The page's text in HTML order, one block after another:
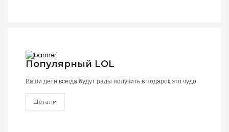
Популярный LOL
Ваши дети всегда будут рады получить в подарок это чудо
Детали